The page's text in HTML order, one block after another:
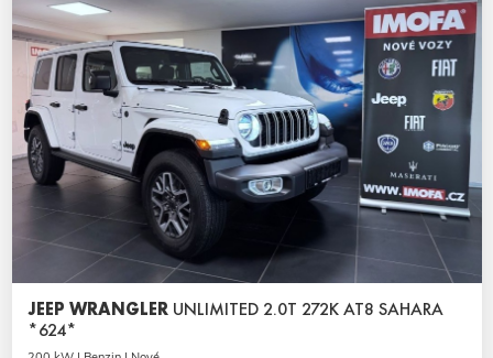
JEEP WRANGLER UNLIMITED 2.0T 272K AT8 SAHARA
*624*